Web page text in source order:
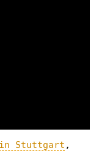
in Stuttgart ,